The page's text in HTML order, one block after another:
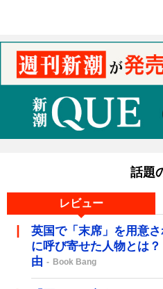
話題
レビュー
英国で「末席」を用意
に呼び寄せた人物とは
由
Book Bang